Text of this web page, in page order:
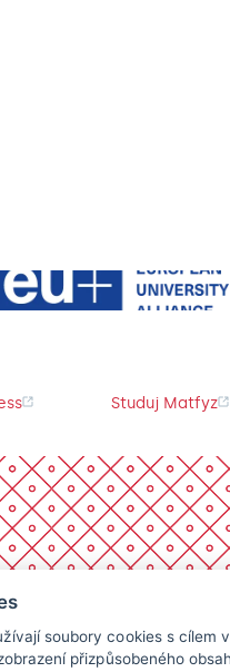
Studuj Matfyz
soubory cookies s cílem
přizpůsobeného